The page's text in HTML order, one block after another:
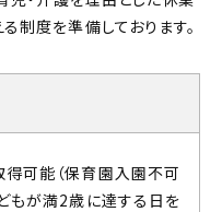
制度を準備しております。
可能（保育園入園不可
もが満2歳に達する日を